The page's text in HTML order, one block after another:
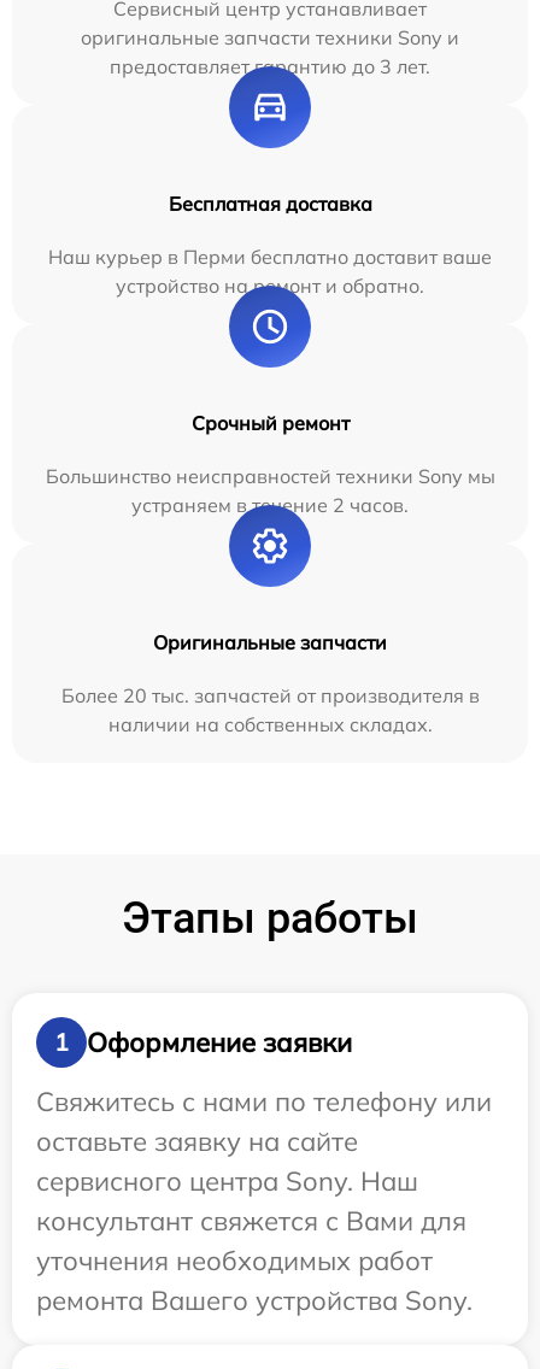
Сервисный центр устанавливает
оригинальные запчасти техники Sony и
предоставляет гарантию до 3 лет.
Бесплатная доставка
Наш курьер в Перми бесплатно доставит ваше
устройство на ремонт и обратно.
Срочный ремонт
Большинство неисправностей техники Sony мы
устраняем в течение 2 часов.
Оригинальные запчасти
Более 20 тыс. запчастей от производителя в
наличии на собственных складах.
Этапы работы
1
Оформление заявки
Свяжитесь с нами по телефону или
оставьте заявку на сайте
сервисного центра Sony. Наш
консультант свяжется с Вами для
уточнения необходимых работ
ремонта Вашего устройства Sony.